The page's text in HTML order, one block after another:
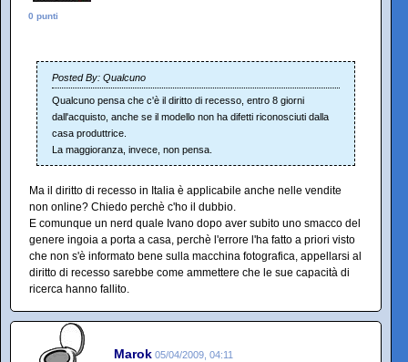
0 punti
Posted By: Qualcuno
Qualcuno pensa che c'è il diritto di recesso, entro 8 giorni
dall'acquisto, anche se il modello non ha difetti riconosciuti dalla
casa produttrice.
La maggioranza, invece, non pensa.
Ma il diritto di recesso in Italia è applicabile anche nelle vendite
non online? Chiedo perchè c'ho il dubbio.
E comunque un nerd quale Ivano dopo aver subito uno smacco del
genere ingoia a porta a casa, perchè l'errore l'ha fatto a priori visto
che non s'è informato bene sulla macchina fotografica, appellarsi al
diritto di recesso sarebbe come ammettere che le sue capacità di
ricerca hanno fallito.
Marok 05/04/2009, 04:11